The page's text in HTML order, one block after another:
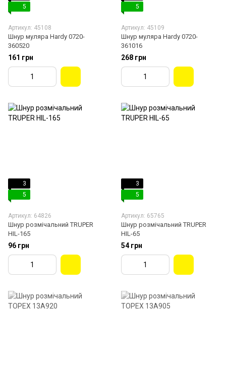
5
Артикул: 45108
Шнур муляра Hardy 0720-
360520
161 грн
5
Артикул: 45109
Шнур муляра Hardy 0720-
361016
268 грн
3
5
Артикул: 64826
Шнур розмічальний TRUPER
HIL-165
96 грн
3
5
Артикул: 65765
Шнур розмічальний TRUPER
HIL-65
54 грн